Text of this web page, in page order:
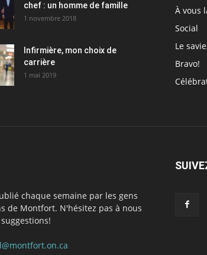
chef : un homme de famille
1 novembre 2018
Infirmière, mon choix de
carrière
1 mai 2019
À vous
Social
Le
Bravo!
chaque semaine par les gens
de Montfort. N'hésitez pas à nous